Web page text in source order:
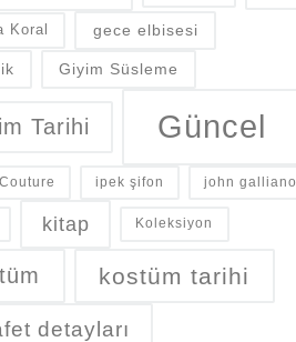
Koral gece elbisesi
Giyim Süsleme
Tarihi Güncel
ipek şifon john galliano
kitap Koleksiyon
kostüm tarihi
detayları